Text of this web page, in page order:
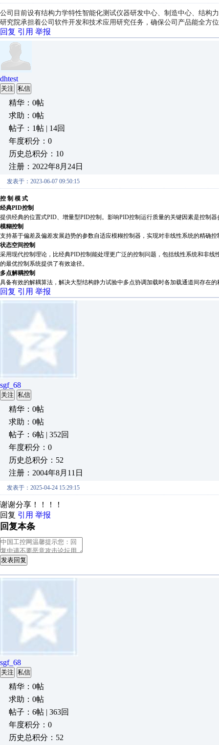
公司目前设有结构力学特性智能化测试仪器研发中心、制造中心、结构
研究院承担着公司软件开发和技术应用研究任务，确保公司产品能全方
回复 引用 举报
dhtest
关注 私信
精华：0帖
求助：0帖
帖子：1帖 | 14回
年度积分：0
历史总积分：10
注册：2022年8月24日
发表于：2023-06-07 09:50:15
控 制 模 式
经典PID控制
提供经典的位置式PID、增量型PID控制。影响PID控制运行质量的关键因素是控
模糊控制
支持基于偏差及偏差发展趋势的参数自适应模糊控制器，实现对非线性系统的精确
状态空间控制
采用现代控制理论，比经典PID控制能处理更广泛的控制问题，包括线性系统和非
的最优控制系统提供了有效途径。
多点解耦控制
具备有效的解耦算法，解决大型结构静力试验中多点协调加载时各加载通道间存在
回复 引用 举报
sgf_68
关注 私信
精华：0帖
求助：0帖
帖子：6帖 | 352回
年度积分：0
历史总积分：52
注册：2004年8月11日
发表于：2025-04-24 15:29:15
谢谢分享！！！！
回复 引用 举报
回复本条
发表回复
sgf_68
关注 私信
精华：0帖
求助：0帖
帖子：6帖 | 363回
年度积分：0
历史总积分：52